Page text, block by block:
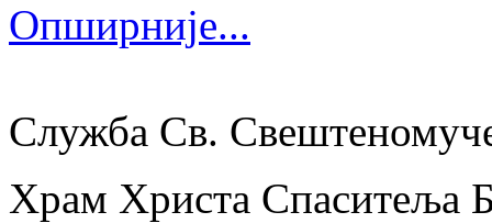
Опширније...
Служба Св.
Храм Христа Спаситеља